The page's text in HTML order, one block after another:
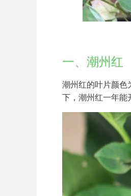
一、潮州红
潮州红的叶片颜色
下，潮州红一年能